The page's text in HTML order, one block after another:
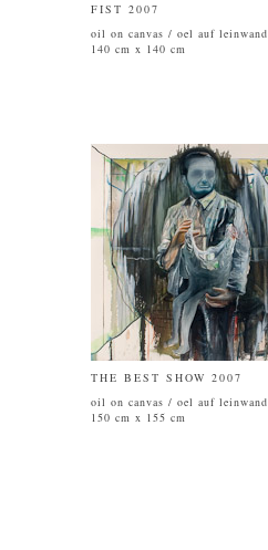
FIST 2007
oil on canvas / oel auf leinwand
140 cm x 140 cm
THE BEST SHOW 2007
oil on canvas / oel auf leinwand
150 cm x 155 cm